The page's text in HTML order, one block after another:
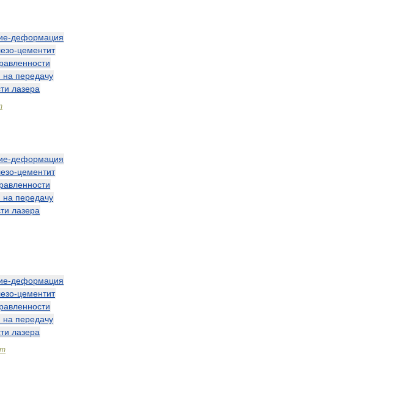
-деформация
-цементит
на передачу
лазера
-деформация
-цементит
на передачу
лазера
-деформация
-цементит
на передачу
лазера